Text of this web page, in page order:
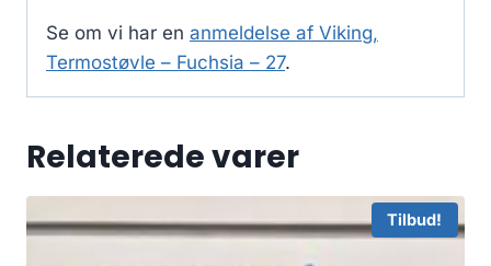
Se om vi har en anmeldelse af Viking,
Termostøvle – Fuchsia – 27.
Relaterede varer
Tilbud!